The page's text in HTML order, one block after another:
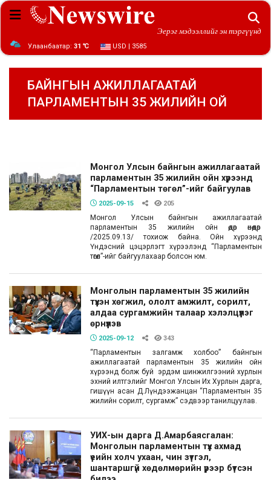
Эерэг мэдээллийг эн тэргүүнд
Улаанбаатар: 31 ℃ USD | 3585
БАЙНГЫН АЖИЛЛАГААТАЙ
ПАРЛАМЕНТЫН 35 ЖИЛИЙН ОЙ
Монгол Улсын байнгын ажиллагаатай
парламентын 35 жилийн ойн хүрээнд
“Парламентын төгөл”-ийг байгуулав
2025-09-15 205
Монгол Улсын байнгын ажиллагаатай
парламентын 35 жилийн ойн өдөр өнөөдөр
/2025.09.13/ тохиож байна. Ойн хүрээнд
Үндэсний цэцэрлэгт хүрээлэнд “Парламентын
төгөл”-ийг байгуулахаар болсон юм.
Монголын парламентын 35 жилийн
түүхэн хөгжил, ололт амжилт, сорилт,
алдаа сургамжийн талаар хэлэлцүүлэг
өрнүүлэв
2025-09-12 343
“Парламентын залгамж холбоо” байнгын
ажиллагаатай парламентын 35 жилийн ойн
хүрээнд болж буй эрдэм шинжилгээний хурлын
эхний илтгэлийг Монгол Улсын Их Хурлын дарга,
гишүүн асан Д.Лүндээжанцан “Парламентын 35
жилийн сорилт, сургамж” сэдвээр танилцуулав.
УИХ-ын дарга Д.Амарбаясгалан:
Монголын парламентын түүх ахмад
үеийн холч ухаан, чин зүтгэл,
шантаршгүй хөдөлмөрийн үрээр бүтсэн